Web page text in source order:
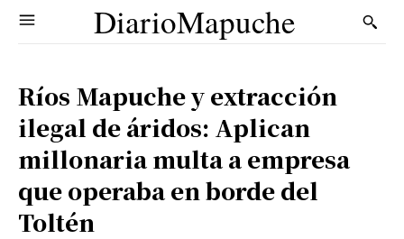
DiarioMapuche
Ríos Mapuche y extracción
ilegal de áridos: Aplican
millonaria multa a empresa
que operaba en borde del
Toltén